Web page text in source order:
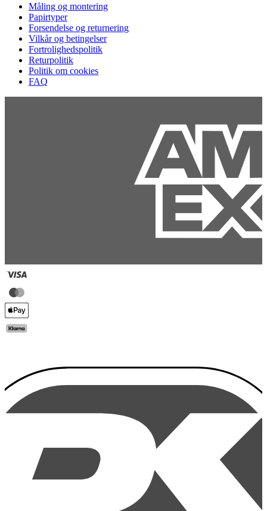
Måling og montering
Papirtyper
Forsendelse og returnering
Vilkår og betingelser
Fortrolighedspolitik
Returpolitik
Politik om cookies
FAQ